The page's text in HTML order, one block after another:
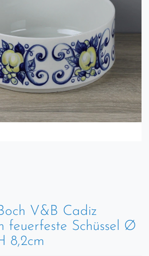
V&B Cadiz
feuerfeste Schüssel Ø
8,2cm